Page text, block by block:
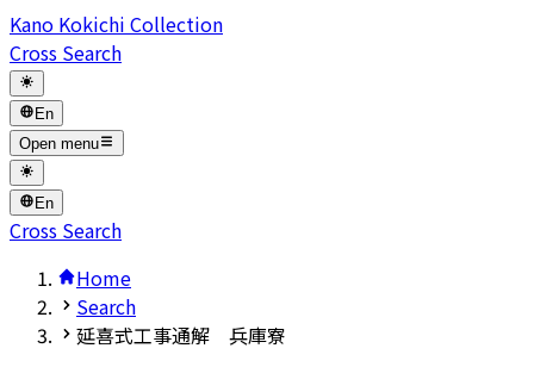
Kano Kokichi Collection
Cross Search
En
Open menu
En
Cross Search
Home
Search
延喜式工事通解 兵庫寮